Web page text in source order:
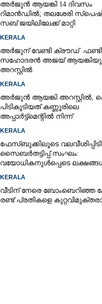
അർജുൻ ആയങ്കി 14 ദിവസം
റിമാൻഡിൽ; തലശേരി
സബ് ജയിലിലേക്ക് മാറ്റി
KERALA
അർജുന് വേണ്ടി ക്രൗഡ്
സഹോദരൻ അജയ്
അറസ്റ്റിൽ
KERALA
അർജുൻ ആയങ്കി അറസ്റ്റിൽ,
പിടികൂടിയത് കണ്ണൂരിലെ
അപ്പാർട്ട്‌മെന്റിൽ നിന്ന്
KERALA
ഫേസ്ബുക്കിലൂടെ
സൈബർതട്ടിപ്പ് സംഘം:
വയോധികനുൾപ്പെടെ
KERALA
വീടിന് നേരെ ബോംബെറിഞ്ഞ
രണ്ട് പ്രതികളെ